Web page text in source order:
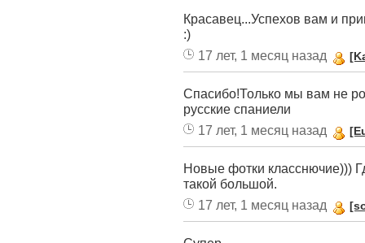
Красавец...Успехов вам и
:)
17 лет, 1 месяц назад
Спасибо!Только мы вам не
русские спаниели
17 лет, 1 месяц назад
Новые фотки класснючие)))
такой большой.
17 лет, 1 месяц назад